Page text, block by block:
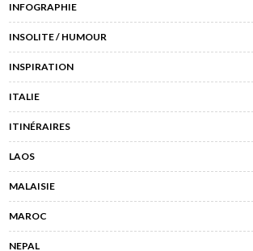
INFOGRAPHIE
INSOLITE / HUMOUR
INSPIRATION
ITALIE
ITINÉRAIRES
LAOS
MALAISIE
MAROC
NEPAL